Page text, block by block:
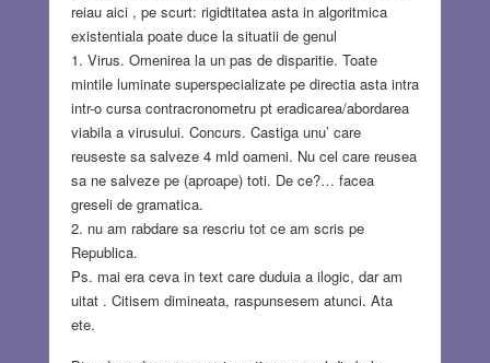
reiau aici , pe scurt: rigidtitatea asta in algoritmica
existentiala poate duce la situatii de genul
1. Virus. Omenirea la un pas de disparitie. Toate
mintile luminate superspecializate pe directia asta intra
intr-o cursa contracronometru pt eradicarea/abordarea
viabila a virusului. Concurs. Castiga unu’ care
reuseste sa salveze 4 mld oameni. Nu cel care reusea
sa ne salveze pe (aproape) toti. De ce?… facea
greseli de gramatica.
2. nu am rabdare sa rescriu tot ce am scris pe
Republica.
Ps. mai era ceva in text care duduia a ilogic, dar am
uitat . Citisem dimineata, raspunsesem atunci. Ata
ete.